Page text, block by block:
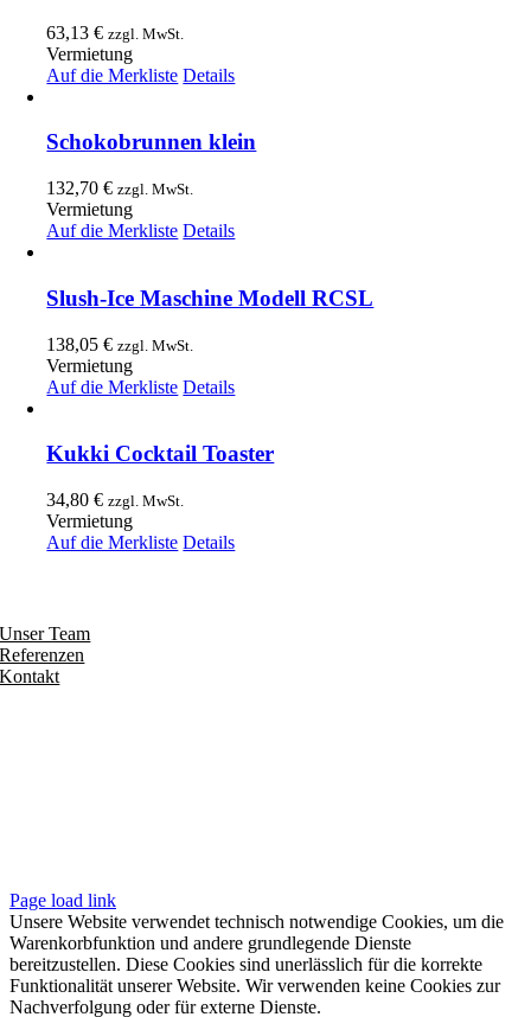
63,13€ zzgl. MwSt.
Vermietung
Auf die Merkliste Details
Schokobrunnen klein
132,70€ zzgl. MwSt.
Vermietung
Auf die Merkliste Details
Slush-Ice Maschine Modell RCSL
138,05€ zzgl. MwSt.
Vermietung
Auf die Merkliste Details
Kukki Cocktail Toaster
34,80€ zzgl. MwSt.
Vermietung
Auf die Merkliste Details
Unser Team
Referenzen
Kontakt
Page load link
Unsere Website verwendet technisch notwendige Cookies, um die
Warenkorbfunktion und andere grundlegende Dienste
bereitzustellen. Diese Cookies sind unerlässlich für die korrekte
Funktionalität unserer Website. Wir verwenden keine Cookies zur
Nachverfolgung oder für externe Dienste.